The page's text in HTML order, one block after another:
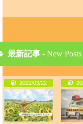
最新記事 - New Posts
2022/03/22